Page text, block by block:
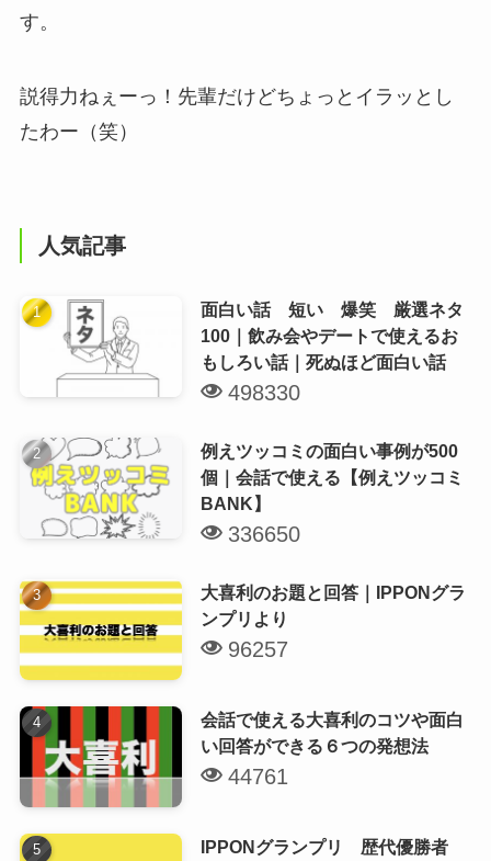
す。
説得力ねぇーっ！先輩だけどちょっとイラッとし
たわー（笑）
人気記事
面白い話 短い 爆笑 厳選ネタ
100｜飲み会やデートで使えるお
もしろい話｜死ぬほど面白い話
498330
例えツッコミの面白い事例が500
個｜会話で使える【例えツッコミ
BANK】
336650
大喜利のお題と回答｜IPPONグラ
ンプリより
96257
会話で使える大喜利のコツや面白
い回答ができる６つの発想法
44761
IPPONグランプリ 歴代優勝者